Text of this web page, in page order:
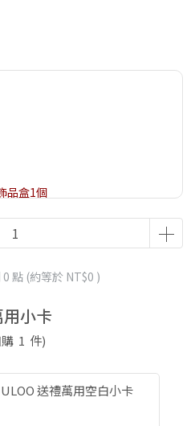
品盒1個
0 點 (約等於 NT$0 )
小卡
1 件)
ULOO 送禮萬用空白小卡